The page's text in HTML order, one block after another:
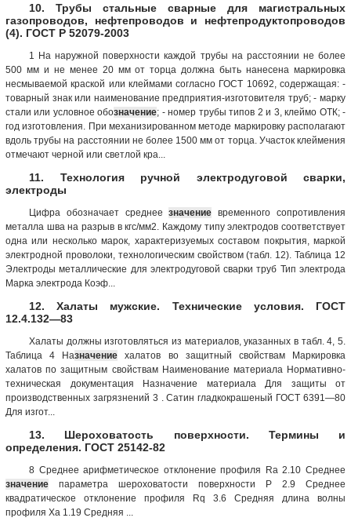
10. Трубы стальные сварные для магистральных
газопроводов, нефтепроводов и нефтепродуктопроводов
(4). ГОСТ Р 52079-2003
1 На наружной поверхности каждой трубы на расстоянии не более
500 мм и не менее 20 мм от торца должна быть нанесена маркировка
несмываемой краской или клеймами согласно ГОСТ 10692, содержащая: -
товарный знак или наименование предприятия-изготовителя труб; - марку
стали или условное обозначение; - номер трубы типов 2 и 3, клеймо ОТК; -
год изготовления. При механизированном методе маркировку располагают
вдоль трубы на расстоянии не более 1500 мм от торца. Участок клеймения
отмечают черной или светлой кра...
11. Технология ручной электродуговой сварки,
электроды
Цифра обозначает среднеезначение временного сопротивления
металла шва на разрыв в кгс/мм2. Каждому типу электродов соответствует
одна или несколько марок, характеризуемых составом покрытия, маркой
электродной проволоки, технологическим свойством (табл. 12). Таблица 12
Электроды металлические для электродуговой сварки труб Тип электрода
Марка электрода Коэф...
12. Халаты мужские. Технические условия. ГОСТ
12.4.132—83
Халаты должны изготовляться из материалов, указанных в табл. 4, 5.
Таблица 4 Назначение хала­тов во защитный свойствам Маркировка
халатов по защитным свойствам Наименование материала Нормативно-
техни­ческая документация Назначе­ние мате­риала Для защиты от
производственных загрязнений 3 . Сатин гладкокрашеный ГОСТ 6391—80
Для изгот...
13. Шероховатость поверхности. Термины и
определения. ГОСТ 25142-82
8 Среднее арифметическое отклонение профиля Ra 2.10 Среднее
значение параметра шероховатости поверхности Р 2.9 Среднее
квадратическое отклонение профиля Rq 3.6 Средняя длина волны
профиля Ха 1.19 Средняя ...